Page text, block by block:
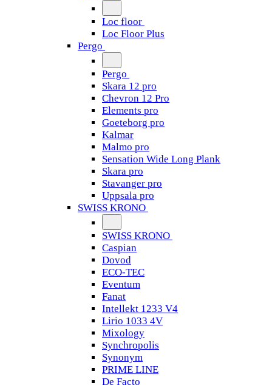
Loc floor
Loc Floor Plus
Pergo
Pergo
Skara 12 pro
Chevron 12 Pro
Elements pro
Goeteborg pro
Kalmar
Malmo pro
Sensation Wide Long Plank
Skara pro
Stavanger pro
Uppsala pro
SWISS KRONO
SWISS KRONO
Caspian
Dovod
ECO-TEC
Eventum
Fanat
Intellekt 1233 V4
Lirio 1033 4V
Mixology
Synchropolis
Synonym
PRIME LINE
De Facto